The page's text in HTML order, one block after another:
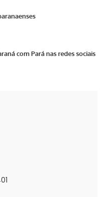
com Pará nas redes sociais